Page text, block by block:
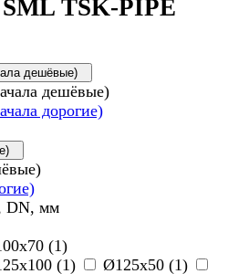
TSK-PIPE
дешёвые)
дешёвые)
дорогие)
DN, мм
(1)
(1) Ø125х50 (1)